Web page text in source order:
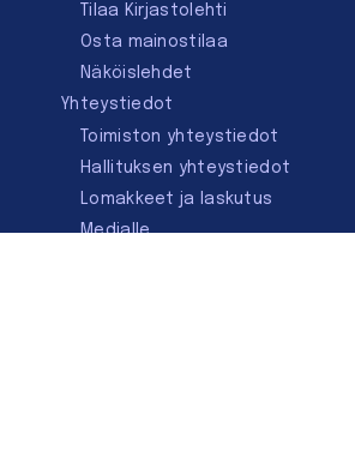
Tilaa Kirjastolehti
Osta mainostilaa
Näköislehdet
Yhteystiedot
Toimiston yhteystiedot
Hallituksen yhteystiedot
Lomakkeet ja laskutus
Medialle